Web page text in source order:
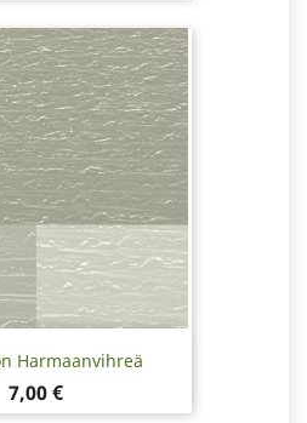
Harmaanvihreä
Hinta
7,00 €